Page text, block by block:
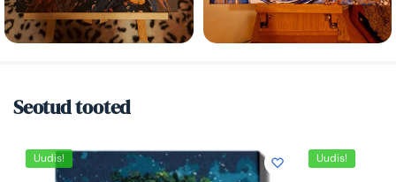
Seotud tooted
Uudis! Uudis!